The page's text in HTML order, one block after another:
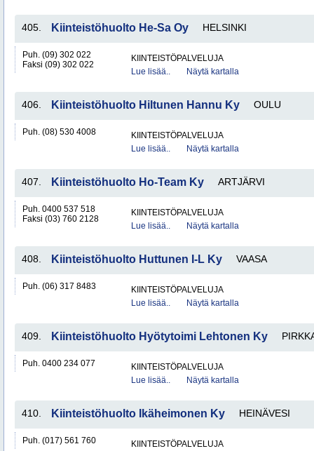
405. Kiinteistöhuolto He-Sa Oy HELSINKI
Puh. (09) 302 022
Faksi (09) 302 022
KIINTEISTÖPALVELUJA
Lue lisää..
Näytä kartalla
406. Kiinteistöhuolto Hiltunen Hannu Ky OULU
Puh. (08) 530 4008
KIINTEISTÖPALVELUJA
Lue lisää..
Näytä kartalla
407. Kiinteistöhuolto Ho-Team Ky ARTJÄRVI
Puh. 0400 537 518
Faksi (03) 760 2128
KIINTEISTÖPALVELUJA
Lue lisää..
Näytä kartalla
408. Kiinteistöhuolto Huttunen I-L Ky VAASA
Puh. (06) 317 8483
KIINTEISTÖPALVELUJA
Lue lisää..
Näytä kartalla
409. Kiinteistöhuolto Hyötytoimi Lehtonen Ky
Puh. 0400 234 077
KIINTEISTÖPALVELUJA
Lue lisää..
Näytä kartalla
410. Kiinteistöhuolto Ikäheimonen Ky HEINÄVESI
Puh. (017) 561 760
KIINTEISTÖPALVELUJA